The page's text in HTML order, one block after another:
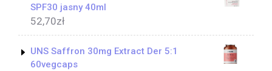
SPF30 jasny 40ml
52,70zł
UNS Saffron 30mg Extract Der 5:1
60vegcaps